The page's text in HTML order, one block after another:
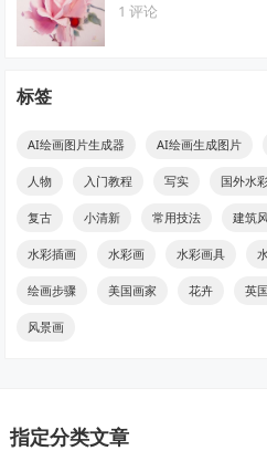
1 评论
标签
AI绘画图片生成器 AI绘画生成图片
人物 入门教程 写实 国外水
复古 小清新 常用技法 建筑
水彩插画 水彩画 水彩画具
绘画步骤 美国画家 花卉 英
风景画
指定分类文章